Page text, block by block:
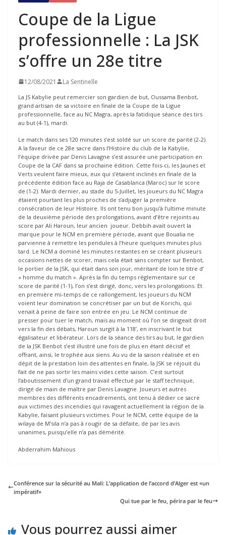
Coupe de la Ligue
professionnelle : La JSK
s’offre un 28e titre
12/08/2021 La Sentinelle
La JS Kabylie peut remercier son gardien de but, Oussama Benbot,
grand artisan de sa victoire en finale de la Coupe de la Ligue
professionnelle, face au NC Magra, après la fatidique séance des tirs
au but (4-1), mardi.
Le match dans ses 120 minutes s’est soldé sur un score de parité (2-2).
A la faveur de ce 28e sacre dans l’Histoire du club de la Kabylie,
l’équipe drivée par Denis Lavagne s’est assurée une participation en
Coupe de la CAF dans sa prochaine édition. Cette fois-ci, les Jaunes et
Verts veulent faire mieux, eux qui s’étaient inclinés en finale de la
précédente édition face au Raja de Casablanca (Maroc) sur le score
de (1-2). Mardi dernier, au stade du 5-Juillet, les joueurs du NC Magra
étaient pourtant les plus proches de s’adjuger la première
consécration de leur Histoire. Ils ont tenu bon jusqu’à l’ultime minute
de la deuxième période des prolongations, avant d’être rejoints au
score par Ali Haroun, leur ancien joueur. Debbih avait ouvert la
marque pour le NCM en première période, avant que Boualia ne
parvienne à remettre les pendules à l’heure quelques minutes plus
tard. Le NCM a dominé les minutes restantes en se créant plusieurs
occasions nettes de scorer, mais cela était sans compter sur Benbot,
le portier de la JSK, qui était dans son jour, méritant de loin le titre d’
« homme du match ». Après la fin du temps réglementaire sur ce
score de parité (1-1), l’on s’est dirigé, donc, vers les prolongations. Et
en première mi-temps de ce rallongement, les joueurs du NCM
voient leur domination se concrétiser par un but de Korichi, qui
venait à peine de faire son entrée en jeu. Le NCM continue de
presser pour tuer le match, mais au moment où l’on se dirigeait droit
vers la fin des débats, Haroun surgit à la 118’, en inscrivant le but
égalisateur et libérateur. Lors de la séance des tirs au but, le gardien
de la JSK Benbot s’est illustré une fois de plus en étant décisif et
offrant, ainsi, le trophée aux siens. Au vu de la saison réalisée et en
dépit de la prestation loin des attentes en finale, la JSK se réjouit du
fait de ne pas sortir les mains vides cette saison. C’est surtout
l’aboutissement d’un grand travail effectué par le staff technique,
dirigé de main de maître par Denis Lavagne. Joueurs et autres
membres des différents encadrements, ont tenu à dédier ce sacre
aux victimes des incendies qui ravagent actuellement la région de la
Kabylie, faisant plusieurs victimes. Pour le NCM, cette équipe de la
wilaya de M’sila n’a pas à rougir de sa défaite, de par les avis
unanimes, puisqu’elle n’a pas démérité.
Abderrahim Mahious
Conférence sur la sécurité au Mali: L’application de l’accord d’Alger est «un
impératif»
Qui tue par le feu, périra par le feu
Vous pourrez aussi aimer